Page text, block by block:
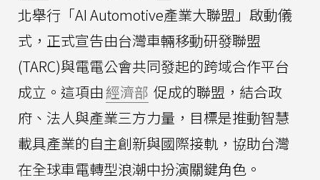
北舉行「AI Automotive產業大聯盟」啟動儀
式，正式宣告由台灣車輛移動研發聯盟
(TARC)與電電公會共同發起的跨域合作平台
成立。這項由經濟部 促成的聯盟，結合政
府、法人與產業三方力量，目標是推動智慧
載具產業的自主創新與國際接軌，協助台灣
在全球車電轉型浪潮中扮演關鍵角色。